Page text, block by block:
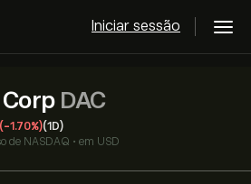
Iniciar sessão
DAC
(-1.70%)(1D)
de NASDAQ • em USD